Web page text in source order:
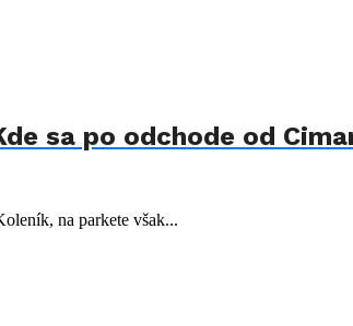
sa po odchode od
na parkete však...